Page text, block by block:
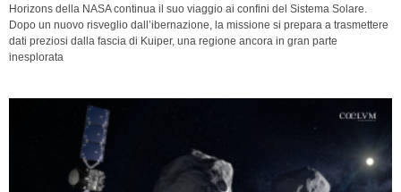
Horizons della NASA continua il suo viaggio ai confini del Sistema Solare.
Dopo un nuovo risveglio dall’ibernazione, la missione si prepara a trasmettere
dati preziosi dalla fascia di Kuiper, una regione ancora in gran parte
inesplorata